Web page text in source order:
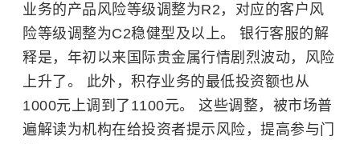
业务的产品风险等级调整为R2，对应的客户风
险等级调整为C2稳健型及以上。 银行客服的解
释是，年初以来国际贵金属行情剧烈波动，风险
上升了。 此外，积存业务的最低投资额也从
1000元上调到了1100元。 这些调整，被市场普
遍解读为机构在给投资者提示风险，提高参与门